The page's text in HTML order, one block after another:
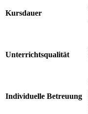
Kursdauer
Unterrichtsqualität
Individuelle Betreuung